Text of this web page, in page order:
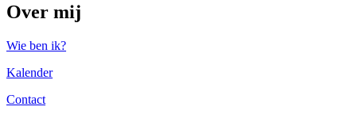
Over mij
Wie ben ik?
Kalender
Contact